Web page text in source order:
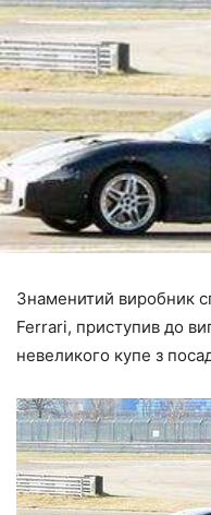
Знаменитий виробник
Ferrari, приступив до
невеликого купе з